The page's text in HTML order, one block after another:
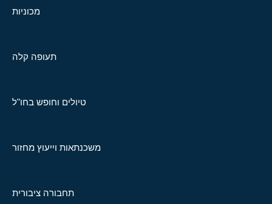
מכוניות
תעופה קלה
טיולים וחופש בחו"ל
משכנתאות וייעוץ מחזור
תחבורה ציבורית